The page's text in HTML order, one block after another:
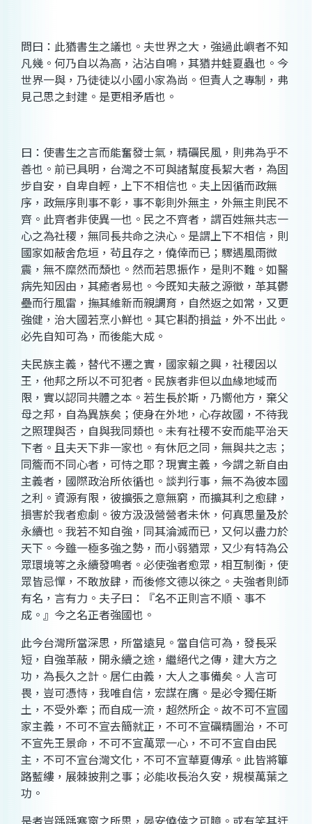
問曰：此猶書生之議也。夫世界之大，強過此嶼者不知
凡幾。何乃自以為高，沾沾自鳴，其猶井蛙夏蟲也。今
世界一與，乃徒徒以小國小家為尚。但責人之專制，弗
見己思之封建。是更相矛盾也。
曰：使書生之言而能奮發士氣，精礪民風，則弗為乎不
善也。前已具明，台灣之不可與諸幫度長絜大者，為固
步自安，自卑自輕，上下不相信也。夫上因循而政無
序，政無序則事不彰，事不彰則外無主，外無主則民不
齊。此齊者非使異一也。民之不齊者，謂百姓無共志一
心之為社稷，無同長共命之決心。是謂上下不相信，則
國家如蔽舍危垣，茍且存之，僥倖而已；驟遇風雨微
震，無不糜然而頹也。然而若思振作，是則不難。如醫
病先知因由，其癒者易也。今既知夫蔽之源徵，革其鬱
壘而行風雷，撫其維新而親調育，自然返之如常，又更
強健，治大國若烹小鮮也。其它斟酌損益，外不出此。
必先自知可為，而後能大成。
夫民族主義，替代不遷之實，國家賴之興，社稷因以
王，他邦之所以不可犯者。民族者非但以血緣地域而
限，實以認同共體之本。若生長於斯，乃嚮他方，棄父
母之邦，自為異族矣；使身在外地，心存故國，不待我
之照理與否，自與我同類也。未有社稷不安而能平治天
下者。且夫天下非一家也。有休厄之同，無與共之志；
同簷而不同心者，可恃之耶？現實主義，今謂之新自由
主義者，國際政治所依循也。談判行事，無不為彼本國
之利。資源有限，彼擴張之意無窮，而擴其利之愈肆，
損害於我者愈劇。彼方汲汲營營者未休，何真思量及於
永續也。我若不知自強，同其淪滅而已，又何以盡力於
天下。今雖一極多強之勢，而小弱猶眾，又少有特為公
眾環境等之永續發鳴者。必使強者愈眾，相互制衡，使
眾皆忌憚，不敢放肆，而後修文德以徠之。夫強者則師
有名，言有力。夫子曰：『名不正則言不順、事不
成。』今之名正者強國也。
此今台灣所當深思，所當遠見。當自信可為，發長采
短，自強革蔽，開永續之途，繼絕代之傳，建大方之
功，為長久之計。居仁由義，大人之事備矣。人言可
畏，豈可憑恃，我唯自信，宏謀在膺。是必令獨任斯
土，不受外牽；而自成一流，超然所企。故不可不宣國
家主義，不可不宣去簡就正，不可不宣礪精圖治，不可
不宣先王景命，不可不宣萬眾一心，不可不宣自由民
主，不可不宣台灣文化，不可不宣華夏傳承。此皆將篳
路藍縷，展棘披荆之事；必能收長治久安，規模萬葉之
功。